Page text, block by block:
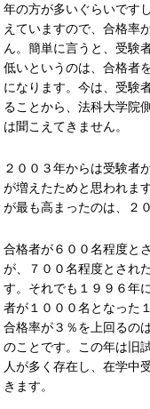
年の方が多いぐらいです
えていますので、合格率
ん。簡単に言うと、受験
低いというのは、合格者
になります。今は、受験
ることから、法科大学院
は聞こえてきません。
２００３年からは受験者
が増えたためと思われま
が最も高まったのは、２
合格者が６００名程度と
が、７００名程度とされ
す。それでも１９９６年
者が１０００名となった
合格率が３％を上回るの
のことです。この年は旧
人が多く存在し、在学中
きます。